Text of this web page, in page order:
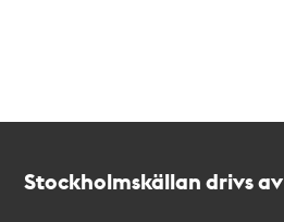
Stockholmskällan drivs av